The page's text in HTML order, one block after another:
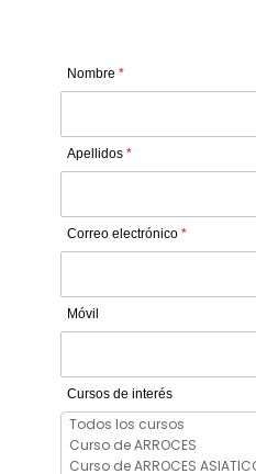
Nombre *
Apellidos *
Correo electrónico *
Móvil
Cursos de interés